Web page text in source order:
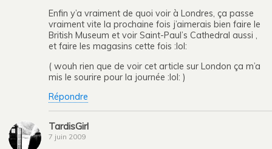
Enfin y’a vraiment de quoi voir à Londres, ça passe
vraiment vite la prochaine fois j’aimerais bien faire le
British Museum et voir Saint-Paul’s Cathedral aussi ,
et faire les magasins cette fois :lol:
( wouh rien que de voir cet article sur London ça m’a
mis le sourire pour la journée :lol: )
Répondre
TardisGirl
7 juin 2009